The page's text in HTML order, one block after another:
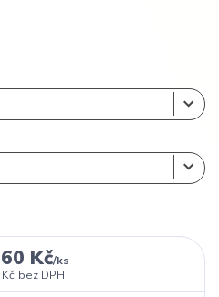
Kč/ks
bez DPH